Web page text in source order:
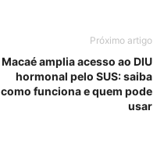
Próximo artigo
Macaé amplia acesso ao DIU
hormonal pelo SUS: saiba
como funciona e quem pode
usar